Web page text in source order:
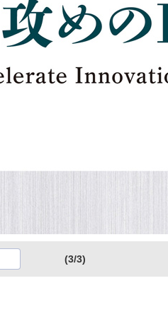
(3/3)